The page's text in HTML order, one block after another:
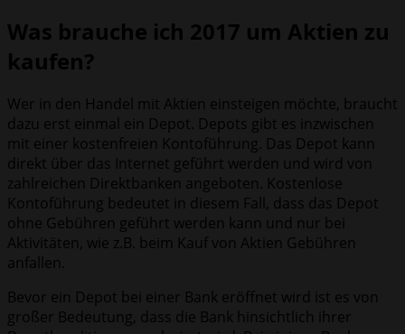
Was brauche ich 2017 um Aktien zu
kaufen?
Wer in den Handel mit Aktien einsteigen möchte, braucht
dazu erst einmal ein Depot. Depots gibt es inzwischen
mit einer kostenfreien Kontoführung. Das Depot kann
direkt über das Internet geführt werden und wird von
zahlreichen Direktbanken angeboten. Kostenlose
Kontoführung bedeutet in diesem Fall, dass das Depot
ohne Gebühren geführt werden kann und nur bei
Aktivitäten, wie z.B. beim Kauf von Aktien Gebühren
anfallen.
Bevor ein Depot bei einer Bank eröffnet wird ist es von
großer Bedeutung, dass die Bank hinsichtlich ihrer